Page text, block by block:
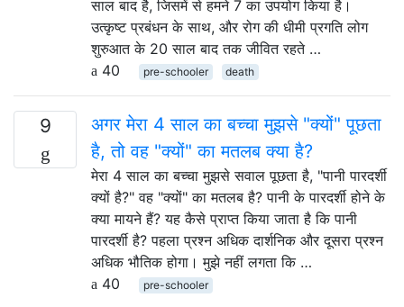
साल बाद है, जिसमें से हमने 7 का उपयोग किया है।
उत्कृष्ट प्रबंधन के साथ, और रोग की धीमी प्रगति लोग
शुरुआत के 20 साल बाद तक जीवित रहते …
40
pre-schooler death
9
अगर मेरा 4 साल का बच्चा मुझसे "क्यों" पूछता
है, तो वह "क्यों" का मतलब क्या है?
मेरा 4 साल का बच्चा मुझसे सवाल पूछता है, "पानी पारदर्शी
क्यों है?" वह "क्यों" का मतलब है? पानी के पारदर्शी होने के
क्या मायने हैं? यह कैसे प्राप्त किया जाता है कि पानी
पारदर्शी है? पहला प्रश्न अधिक दार्शनिक और दूसरा प्रश्न
अधिक भौतिक होगा। मुझे नहीं लगता कि …
40
pre-schooler